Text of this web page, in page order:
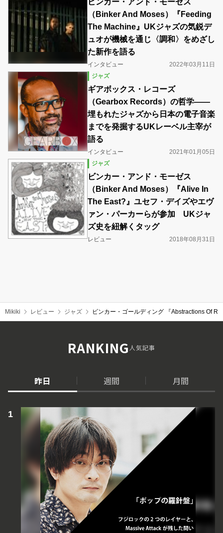
ビンカー・アンド・モーゼス
（Binker And Moses）『Feeding
The Machine』UKジャズの気鋭デ
ュオが機械を通じ〈調和〉をめざし
た新作を語る
インタビュー
2022年03月11日
ジャズ
ギアボックス・レコーズ
（Gearbox Records）の哲学――
埋もれたジャズから日本の電子音楽
までを発掘するUKレーベル主宰が
語る
インタビュー
2021年01月05日
ジャズ
ビンカー・アンド・モーゼス
（Binker And Moses）『Alive In
The East?』ユセフ・デイズやエヴ
ァン・パーカーらが参加 UKジャ
ズ史を紐解くタッグ
レビュー 2018年08月31日
Mikiki レビュー ジャズ ビンカー・ゴールディング 『Abstractions Of
RANKING人気記事
昨日 週間 月間